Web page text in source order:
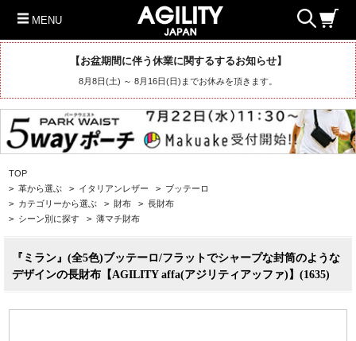
MENU
【お盆期間に伴う休業に関するするお知らせ】
8月8日(土) ～ 8月16日(日)までお休みを頂きます。
TOP
> 革から選ぶ > イタリアンレザー > ブッテーロ
> カテゴリーから選ぶ > 財布 > 長財布
> シーン別に探す > 薄マチ財布
『ミラン』(全5色)ブッテーロ/フラットでシャープな封筒のような
デザインの長財布【AGILITY affa(アジリティアッファ)】(1635)